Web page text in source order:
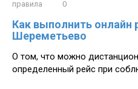
правила
0
Как выполнить онлайн
Шереметьево
О том, что можно
определенный рейс при